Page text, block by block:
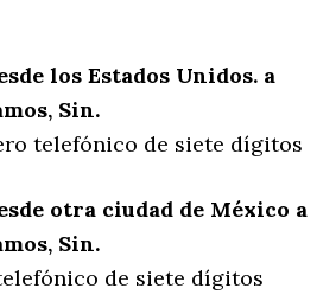
los Estados Unidos. a
Sin.
telefónico de siete dígitos
otra ciudad de México a
Sin.
de siete dígitos